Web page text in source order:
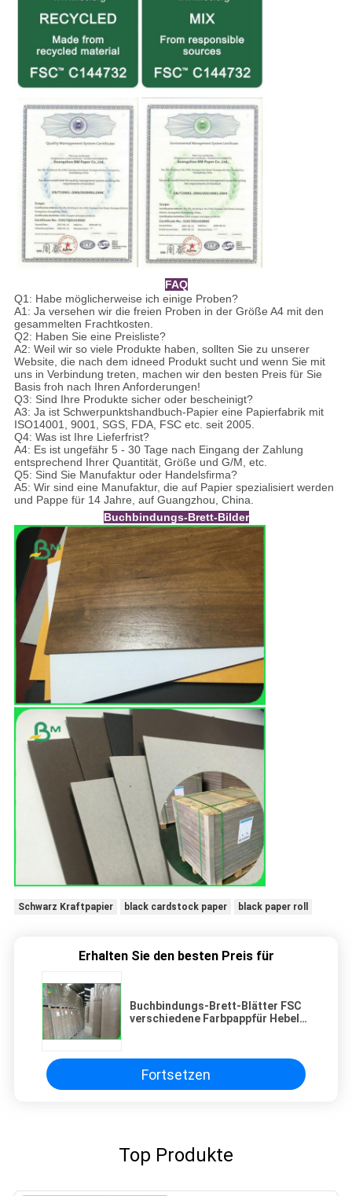
FAQ
Q1: Habe möglicherweise ich einige Proben?
A1: Ja versehen wir die freien Proben in der Größe A4 mit den
gesammelten Frachtkosten.
Q2: Haben Sie eine Preisliste?
A2: Weil wir so viele Produkte haben, sollten Sie zu unserer
Website, die nach dem idneed Produkt sucht und wenn Sie mit
uns in Verbindung treten, machen wir den besten Preis für Sie
Basis froh nach Ihren Anforderungen!
Q3: Sind Ihre Produkte sicher oder bescheinigt?
A3: Ja ist Schwerpunktshandbuch-Papier eine Papierfabrik mit
ISO14001, 9001, SGS, FDA, FSC etc. seit 2005.
Q4: Was ist Ihre Lieferfrist?
A4: Es ist ungefähr 5 - 30 Tage nach Eingang der Zahlung
entsprechend Ihrer Quantität, Größe und G/M, etc.
Q5: Sind Sie Manufaktur oder Handelsfirma?
A5: Wir sind eine Manufaktur, die auf Papier spezialisiert werden
und Pappe für 14 Jahre, auf Guangzhou, China.
Buchbindungs-Brett-Bilder
Schwarz Kraftpapier black cardstock paper black paper roll
Erhalten Sie den besten Preis für
Buchbindungs-Brett-Blätter FSC
verschiedene Farbpappfür Hebel-
Fortsetzen
Top Produkte